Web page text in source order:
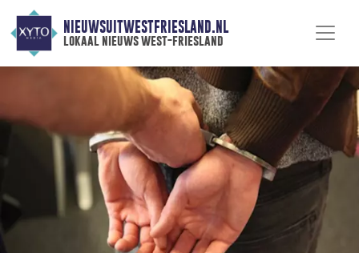
NIEUWSUITWESTFRIESLAND.NL
lokaal nieuws west-friesland